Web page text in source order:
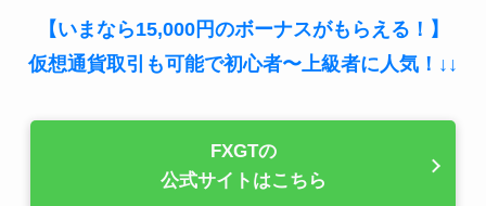
【いまなら15,000円のボーナスがもらえる！】
仮想通貨取引も可能で初心者〜上級者に人気！↓↓
FXGTの
公式サイトはこちら